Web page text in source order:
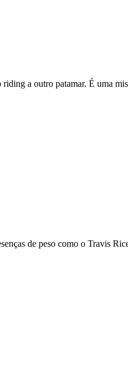
a outro patamar. É uma
de peso como o Travis